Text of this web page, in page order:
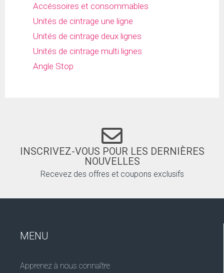
Accéssoires et consommables
Unités de cintrage une ligne
Unités de cintrage deux lignes
Unités de cintrage multi lignes
Angle Stop
INSCRIVEZ-VOUS POUR LES DERNIÈRES
NOUVELLES
Recevez des offres et coupons exclusifs
MENU
Apprenez à nous connaître